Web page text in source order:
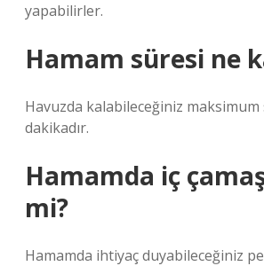
yapabilirler.
Hamam süresi ne
Havuzda kalabileceğiniz maksimum
dakikadır.
Hamamda iç
mi?
Hamamda ihtiyaç duyabileceğiniz